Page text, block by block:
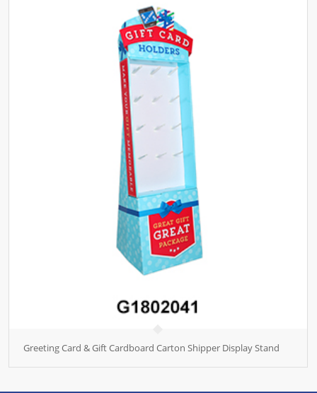
Greeting Card & Gift Cardboard Carton Shipper Display Stand